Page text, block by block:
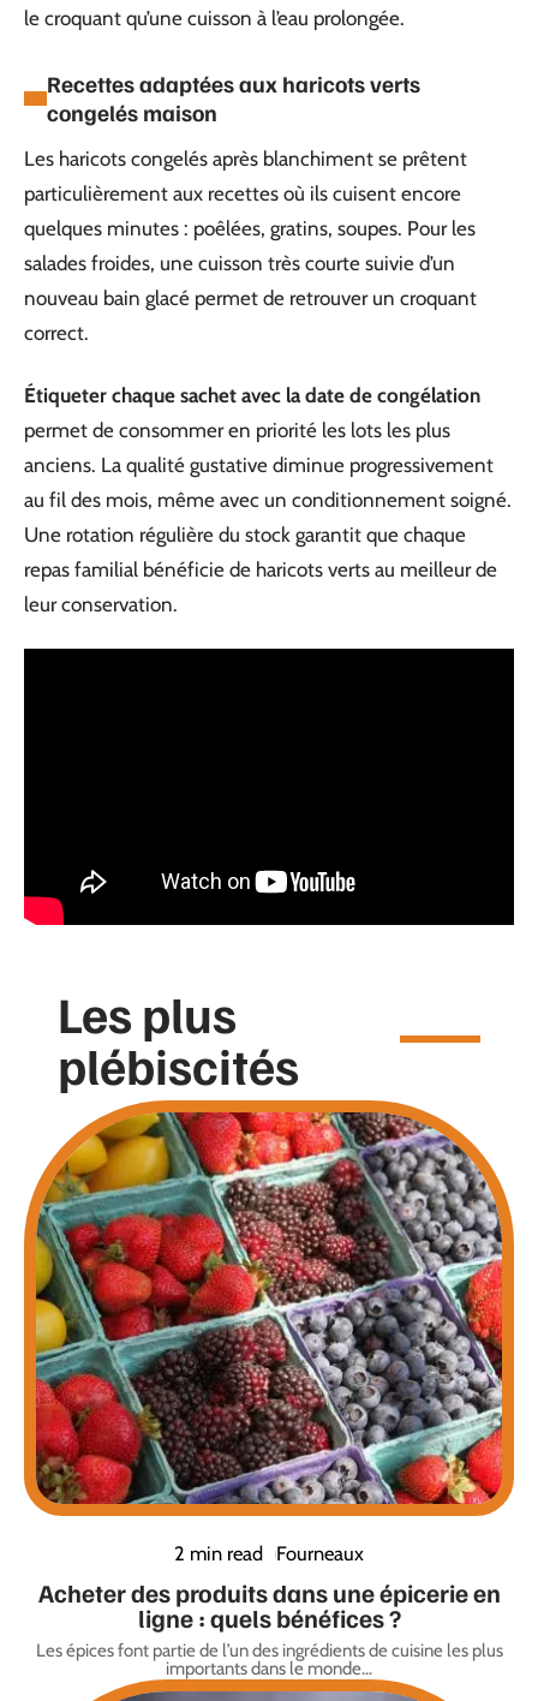
le croquant qu’une cuisson à l’eau prolongée.
Recettes adaptées aux haricots verts
congelés maison
Les haricots congelés après blanchiment se prêtent
particulièrement aux recettes où ils cuisent encore
quelques minutes : poêlées, gratins, soupes. Pour les
salades froides, une cuisson très courte suivie d’un
nouveau bain glacé permet de retrouver un croquant
correct.
Étiqueter chaque sachet avec la date de congélation
permet de consommer en priorité les lots les plus
anciens. La qualité gustative diminue progressivement
au fil des mois, même avec un conditionnement soigné.
Une rotation régulière du stock garantit que chaque
repas familial bénéficie de haricots verts au meilleur de
leur conservation.
Les plus
plébiscités
2 min read Fourneaux
Acheter des produits dans une épicerie en
ligne : quels bénéfices ?
Les épices font partie de l’un des ingrédients de cuisine les plus
importants dans le monde…